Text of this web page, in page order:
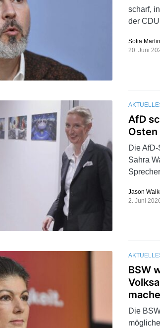
scharf,
der
Sofia
20. Juni
AfD
Die
Sahra
Jason
2. Juni
BSW
Die